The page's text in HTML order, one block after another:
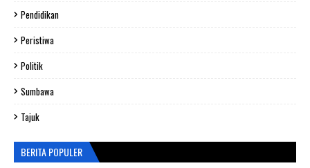
Pendidikan
Peristiwa
Politik
Sumbawa
Tajuk
BERITA POPULER